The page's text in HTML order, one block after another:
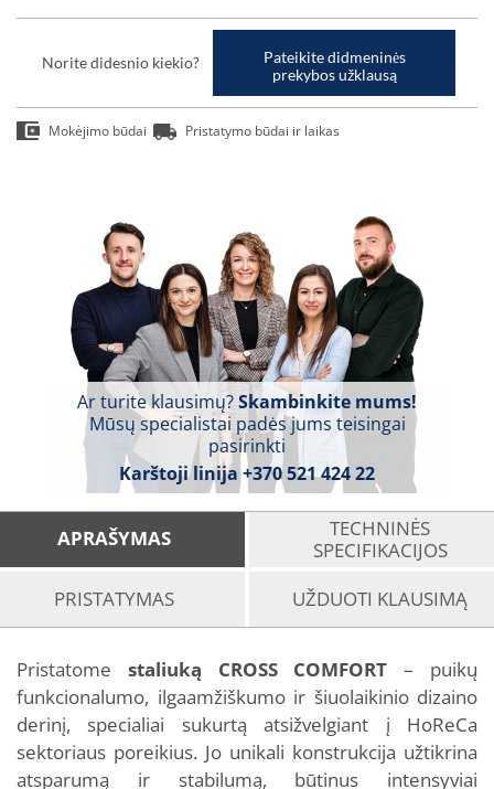
Norite didesnio kiekio?
Pateikite didmeninės
prekybos užklausą
Mokėjimo būdai Pristatymo būdai ir laikas
Ar turite klausimų?Skambinkite mums!
Mūsų specialistai padės jums teisingai
pasirinkti
Karštoji linija +370 521 424 22
APRAŠYMAS
TECHNINĖS
SPECIFIKACIJOS
PRISTATYMAS
UŽDUOTI KLAUSIMĄ
Pristatome staliuką CROSS COMFORT – puikų
funkcionalumo, ilgaamžiškumo ir šiuolaikinio dizaino
derinį, specialiai sukurtą atsižvelgiant į HoReCa
sektoriaus poreikius. Jo unikali konstrukcija užtikrina
atsparumą ir stabilumą, būtinus intensyviai